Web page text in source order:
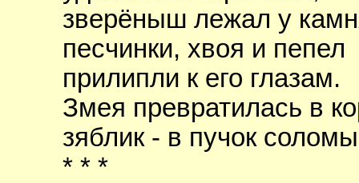
зверёныш лежал у
песчинки, хвоя и пепел
прилипли к его глазам.
Змея превратилась в
зяблик - в пучок
* * *